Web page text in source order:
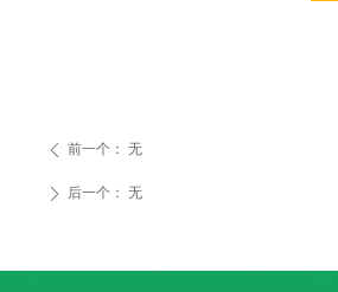
ꄴ 前一个： 无
ꄲ 后一个： 无